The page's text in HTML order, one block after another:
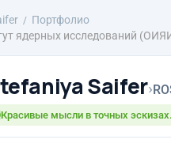
Портфолио
ядерных исследований
Saifer›
Красивые мысли в точных эскизах.